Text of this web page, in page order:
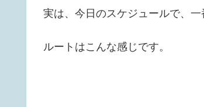
実は、今日のスケジュールで、
ルートはこんな感じです。